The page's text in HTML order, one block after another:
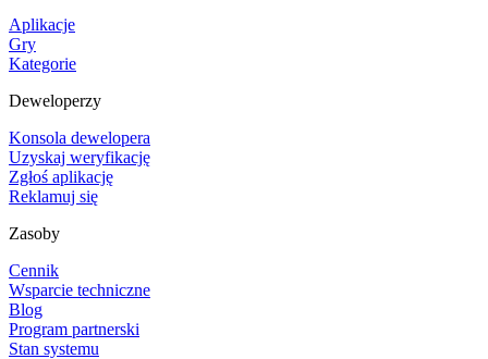
Aplikacje
Gry
Kategorie
Deweloperzy
Konsola dewelopera
Uzyskaj weryfikację
Zgłoś aplikację
Reklamuj się
Zasoby
Cennik
Wsparcie techniczne
Blog
Program partnerski
Stan systemu